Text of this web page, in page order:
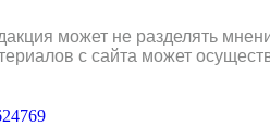
может не разделять
с сайта может